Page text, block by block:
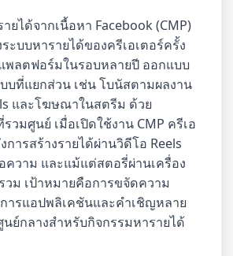
ยได้จากเนื้อหา Facebook (CMP)
ะบบหารายได้ของครีเอเตอร์ครั้ง
ลตฟอร์มในรอบหลายปี ออกแบบ
บที่แยกส่วน เช่น โบนัสตามผลงาน
และโฆษณาในสตรีม ด้วย
วมศูนย์ เมื่อเปิดใช้งาน CMP ครีเอ
การสร้างรายได้ผ่านวิดีโอ Reels
วาม และแม้แต่สตอรี่ผ่านเครื่อง
วม เป้าหมายคือการขจัดความ
ารแอปพลิเคชันและคำเชิญหลาย
ย์กลางสำหรับกิจกรรมหารายได้